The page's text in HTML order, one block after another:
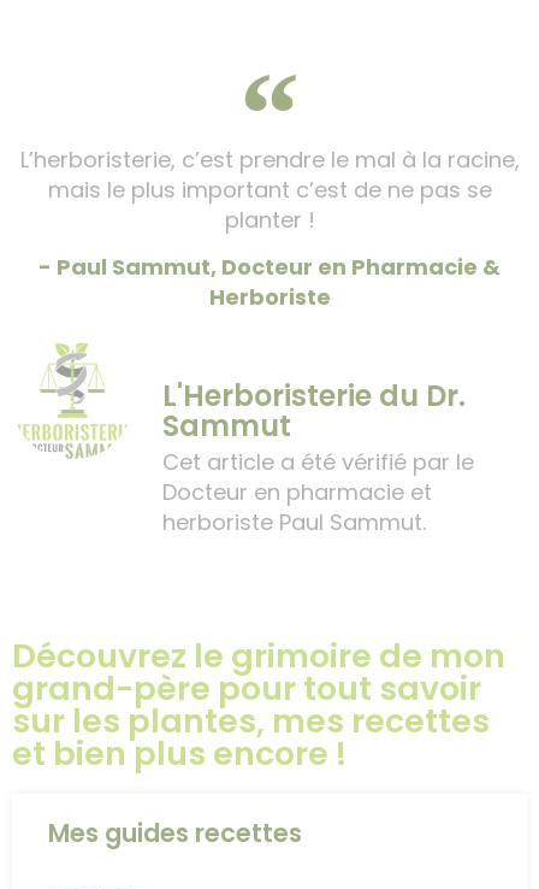
L’herboristerie, c’est prendre le mal à la racine,
mais le plus important c’est de ne pas se
planter !
- Paul Sammut, Docteur en Pharmacie &
Herboriste
L'Herboristerie du Dr.
Sammut
Cet article a été vérifié par le
Docteur en pharmacie et
herboriste Paul Sammut.
Découvrez le grimoire de mon
grand-père pour tout savoir
sur les plantes, mes recettes
et bien plus encore !
Mes guides recettes